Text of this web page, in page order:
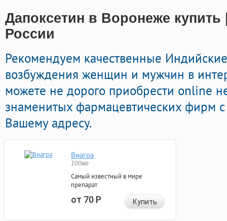
Дапоксетин в Воронеже купить
России
Рекомендуем качественные
возбуждения женщин и мужчин в
можете не дорого приобрести online
знаменитых фармацевтических фирм с
Вашему адресу.
Виагра
100мг
Самый известный в мире
препарат
от 70Р Купить